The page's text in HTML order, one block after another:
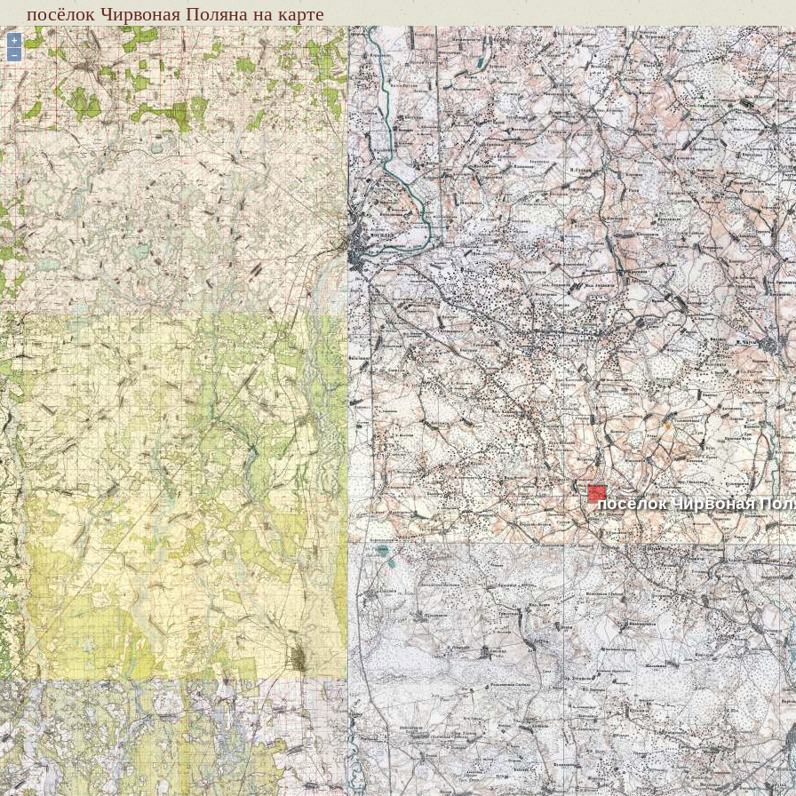
посёлок Чирвоная Поляна на карте
посёлок Чирвоная
+
−